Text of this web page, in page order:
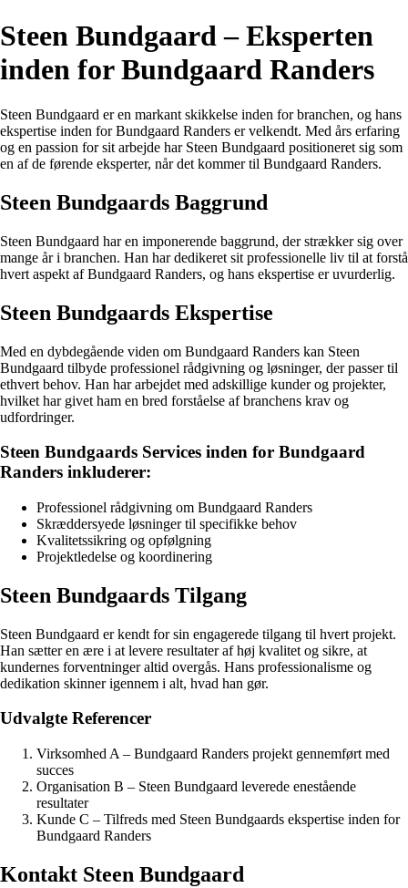
Steen Bundgaard – Eksperten
inden for Bundgaard Randers
Steen Bundgaard er en markant skikkelse inden for branchen, og hans
ekspertise inden for Bundgaard Randers er velkendt. Med års erfaring
og en passion for sit arbejde har Steen Bundgaard positioneret sig som
en af de førende eksperter, når det kommer til Bundgaard Randers.
Steen Bundgaards Baggrund
Steen Bundgaard har en imponerende baggrund, der strækker sig over
mange år i branchen. Han har dedikeret sit professionelle liv til at forstå
hvert aspekt af Bundgaard Randers, og hans ekspertise er uvurderlig.
Steen Bundgaards Ekspertise
Med en dybdegående viden om Bundgaard Randers kan Steen
Bundgaard tilbyde professionel rådgivning og løsninger, der passer til
ethvert behov. Han har arbejdet med adskillige kunder og projekter,
hvilket har givet ham en bred forståelse af branchens krav og
udfordringer.
Steen Bundgaards Services inden for Bundgaard
Randers inkluderer:
Professionel rådgivning om Bundgaard Randers
Skræddersyede løsninger til specifikke behov
Kvalitetssikring og opfølgning
Projektledelse og koordinering
Steen Bundgaards Tilgang
Steen Bundgaard er kendt for sin engagerede tilgang til hvert projekt.
Han sætter en ære i at levere resultater af høj kvalitet og sikre, at
kundernes forventninger altid overgås. Hans professionalisme og
dedikation skinner igennem i alt, hvad han gør.
Udvalgte Referencer
Virksomhed A – Bundgaard Randers projekt gennemført med
succes
Organisation B – Steen Bundgaard leverede enestående
resultater
Kunde C – Tilfreds med Steen Bundgaards ekspertise inden for
Bundgaard Randers
Kontakt Steen Bundgaard